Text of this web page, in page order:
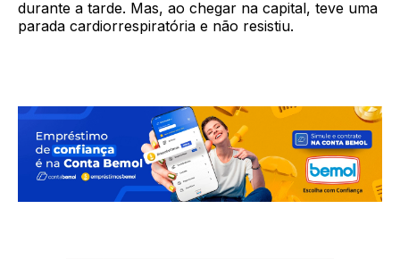
durante a tarde. Mas, ao chegar na capital, teve uma
parada cardiorrespiratória e não resistiu.